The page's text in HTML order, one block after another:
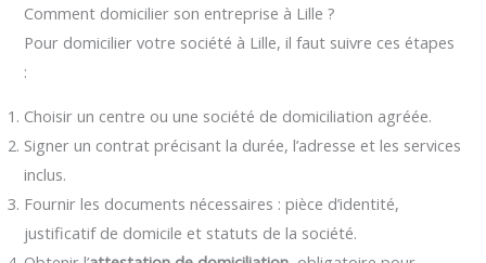
Comment domicilier son entreprise à Lille ?
Pour domicilier votre société à Lille, il faut suivre ces étapes
:
Choisir un centre ou une société de domiciliation agréée.
Signer un contrat précisant la durée, l’adresse et les services
inclus.
Fournir les documents nécessaires : pièce d’identité,
justificatif de domicile et statuts de la société.